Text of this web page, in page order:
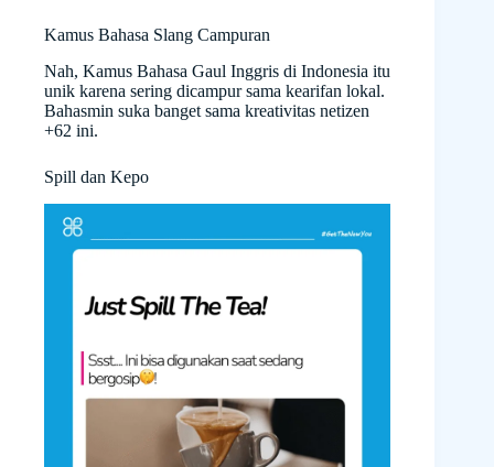
Kamus Bahasa Slang Campuran
Nah, Kamus Bahasa Gaul Inggris di Indonesia itu
unik karena sering dicampur sama kearifan lokal.
Bahasmin suka banget sama kreativitas netizen
+62 ini.
Spill dan Kepo